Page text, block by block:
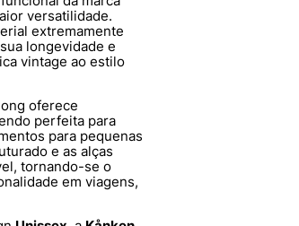
versatilidade.
extremamente
longevidade e
vintage ao estilo
oferece
perfeita para
para pequenas
e as alças
tornando-se o
em viagens,